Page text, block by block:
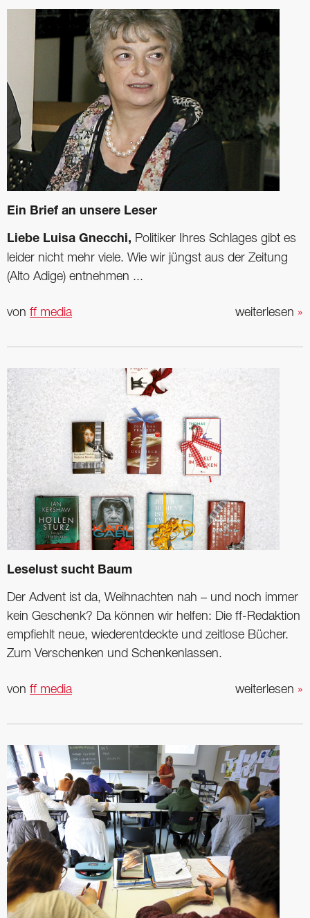
Ein Brief an unsere Leser
Liebe Luisa Gnecchi, Politiker Ihres Schlages gibt es
leider nicht mehr viele. Wie wir jüngst aus der Zeitung
(Alto Adige) entnehmen ...
weiterlesen »
von ff media
Leselust sucht Baum
Der Advent ist da, Weihnachten nah – und noch immer
kein Geschenk? Da können wir helfen: Die ff-Redaktion
empfiehlt neue, wiederentdeckte und zeitlose ­Bücher.
Zum Verschenken und Schenkenlassen.
weiterlesen »
von ff media